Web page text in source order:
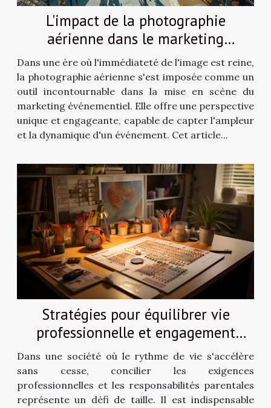
L'impact de la photographie
aérienne dans le marketing
événementiel
Dans une ère où l'immédiateté de l'image est reine,
la photographie aérienne s'est imposée comme un
outil incontournable dans la mise en scène du
marketing événementiel. Elle offre une perspective
unique et engageante, capable de capter l'ampleur
et la dynamique d'un événement. Cet article...
Stratégies pour équilibrer vie
professionnelle et engagement
parental
Dans une société où le rythme de vie s'accélère
sans cesse, concilier les exigences
professionnelles et les responsabilités parentales
représente un défi de taille. Il est indispensable